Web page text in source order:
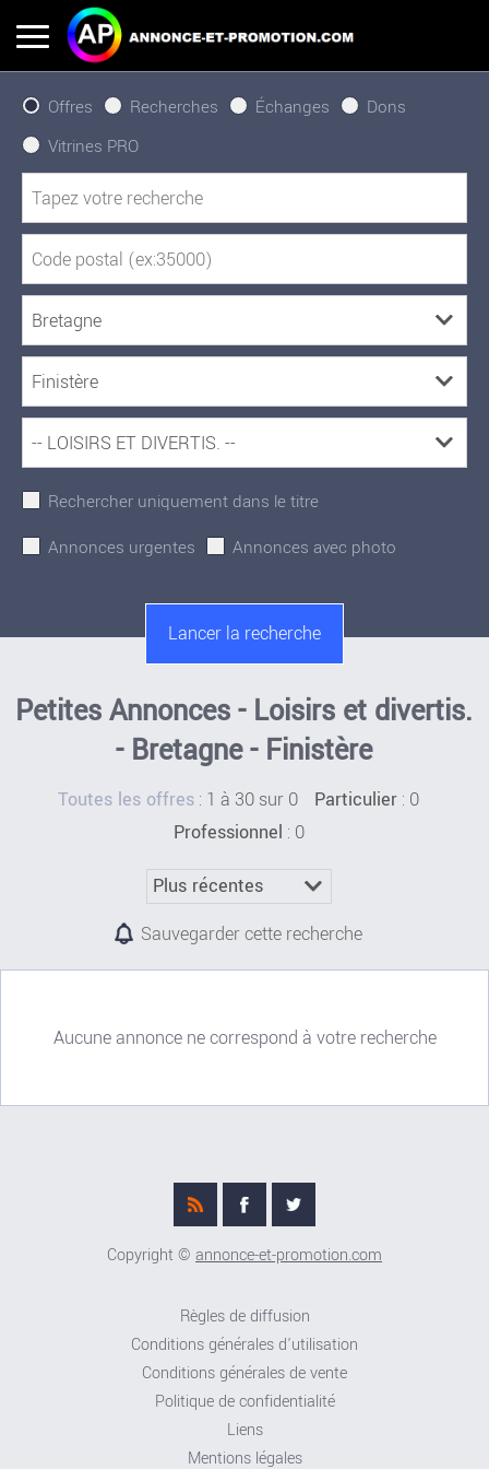
Offres Recherches Échanges
Dons
Vitrines PRO
Rechercher uniquement dans le titre
Annonces urgentes
Annonces avec photo
Petites Annonces - Loisirs et divertis.
- Bretagne - Finistère
Toutes les offres : 1 à 30 sur 0 Particulier : 0
Professionnel : 0
Sauvegarder cette recherche
Aucune annonce ne correspond à votre recherche
Copyright © annonce-et-promotion.com
Règles de diffusion
Conditions générales d'utilisation
Conditions générales de vente
Politique de confidentialité
Liens
Mentions légales